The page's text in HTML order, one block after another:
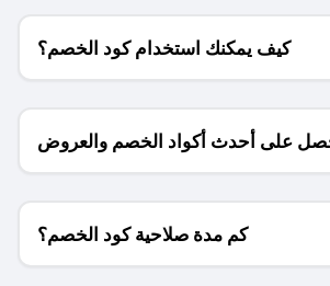
كيف يمكنك استخدام كود الخصم؟
على أحدث أكواد الخصم والعروض
للمتاجر؟
كم مدة صلاحية كود الخصم؟